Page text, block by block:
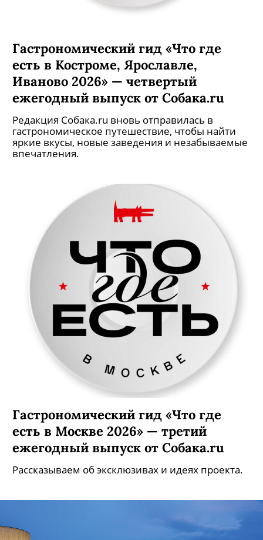
Гастрономический гид «Что где
есть в Костроме, Ярославле,
Иваново 2026» — четвертый
ежегодный выпуск от Собака.ru
Редакция Собака.ru вновь отправилась в
гастрономическое путешествие, чтобы найти
яркие вкусы, новые заведения и незабываемые
впечатления.
Гастрономический гид «Что где
есть в Москве 2026» — третий
ежегодный выпуск от Собака.ru
Рассказываем об эксклюзивах и идеях проекта.